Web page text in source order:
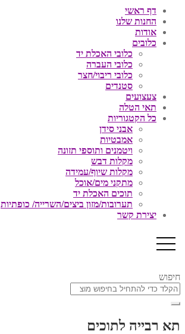
דף ראשי
החנות שלנו
אודות
כלובים
כלובי האכלת יד
כלובי העברה
כלובי ריבוי/חצר
סטנדים
צעצועים
תאי הטלה
כל הקטגוריות
אבני סידן
אמבטיות
ויטמנים ותוספי תזונה
מקלות דבש
מקלות שיוף/עמידה
מתקני מים/אוכל
תוכים האכלת יד
תערובות/מזון ביצים/השרייה/ כופתיות
יצירת קשר
חיפוש
תא רבייה לתוכים